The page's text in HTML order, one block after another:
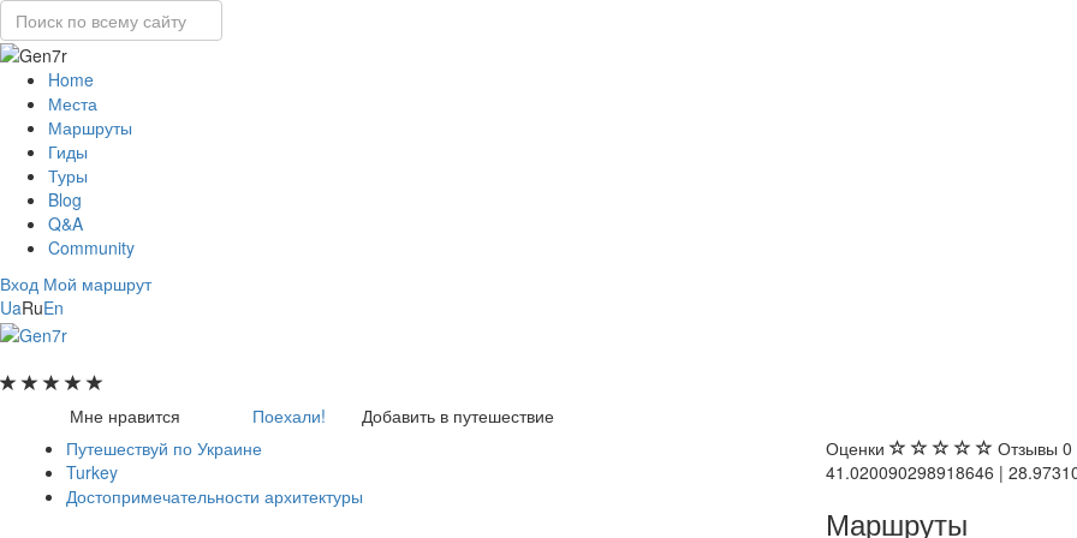
Home
Места
Маршруты
Гиды
Туры
Blog
Q&A
Community
Вход Мой маршрут
UaRuEn
Мне нравится Поехали!
Добавить в путешествие
Путешествуй по Украине
Turkey
Достопримечательности архитектуры
Оценки Отзывы 0
41.020090298918646 |
Маршруты